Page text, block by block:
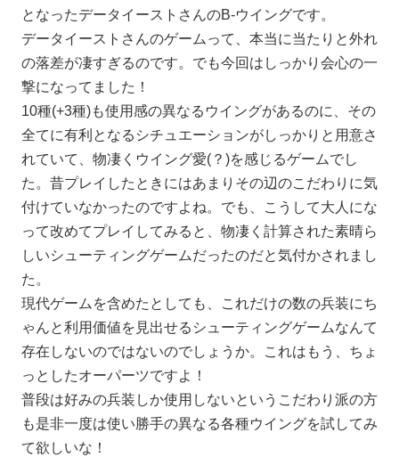
となったデータイーストさんのB-ウイングです。
データイーストさんのゲームって、本当に当たりと外れ
の落差が凄すぎるのです。でも今回はしっかり会心の一
撃になってました！
10種(+3種)も使用感の異なるウイングがあるのに、その
全てに有利となるシチュエーションがしっかりと用意さ
れていて、物凄くウイング愛(？)を感じるゲームでし
た。昔プレイしたときにはあまりその辺のこだわりに気
付けていなかったのですよね。でも、こうして大人にな
って改めてプレイしてみると、物凄く計算された素晴ら
しいシューティングゲームだったのだと気付かされまし
た。
現代ゲームを含めたとしても、これだけの数の兵装にち
ゃんと利用価値を見出せるシューティングゲームなんて
存在しないのではないのでしょうか。これはもう、ちょ
っとしたオーパーツですよ！
普段は好みの兵装しか使用しないというこだわり派の方
も是非一度は使い勝手の異なる各種ウイングを試してみ
て欲しいな！